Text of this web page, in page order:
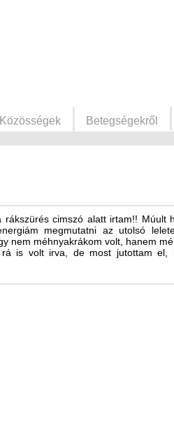
Közösségek Betegségekről
cimszó alatt irtam!! Múult
megmutatni az utolsó
nem méhnyakrákom volt, hanem
is volt irva, de most jutottam el,